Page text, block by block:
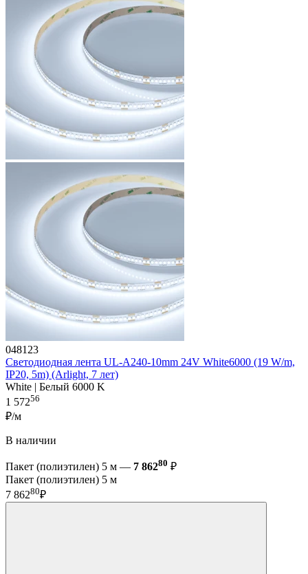
048123
Светодиодная лента UL-A240-10mm 24V White6000 (19 W/m,
IP20, 5m) (Arlight, 7 лет)
White | Белый 6000 K
1 57256
₽/м
В наличии
Пакет (полиэтилен) 5 м — 7 86280 ₽
Пакет (полиэтилен) 5 м
7 86280₽